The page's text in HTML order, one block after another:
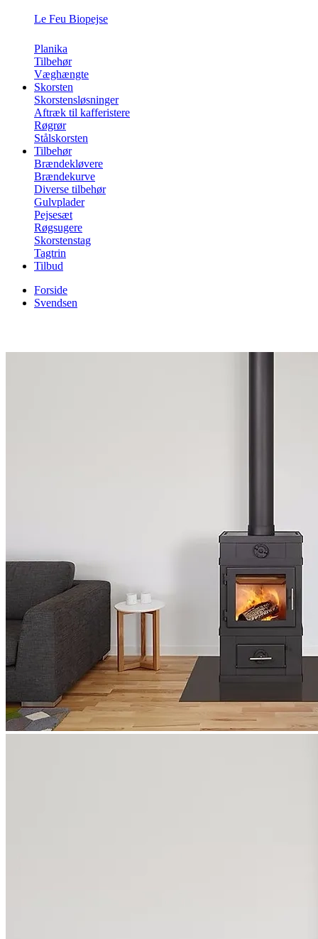
Le Feu Biopejse
Planika
Tilbehør
Væghængte
Skorsten
Skorstensløsninger
Aftræk til kafferistere
Røgrør
Stålskorsten
Tilbehør
Brændekløvere
Brændekurve
Diverse tilbehør
Gulvplader
Pejsesæt
Røgsugere
Skorstenstag
Tagtrin
Tilbud
Forside
Svendsen